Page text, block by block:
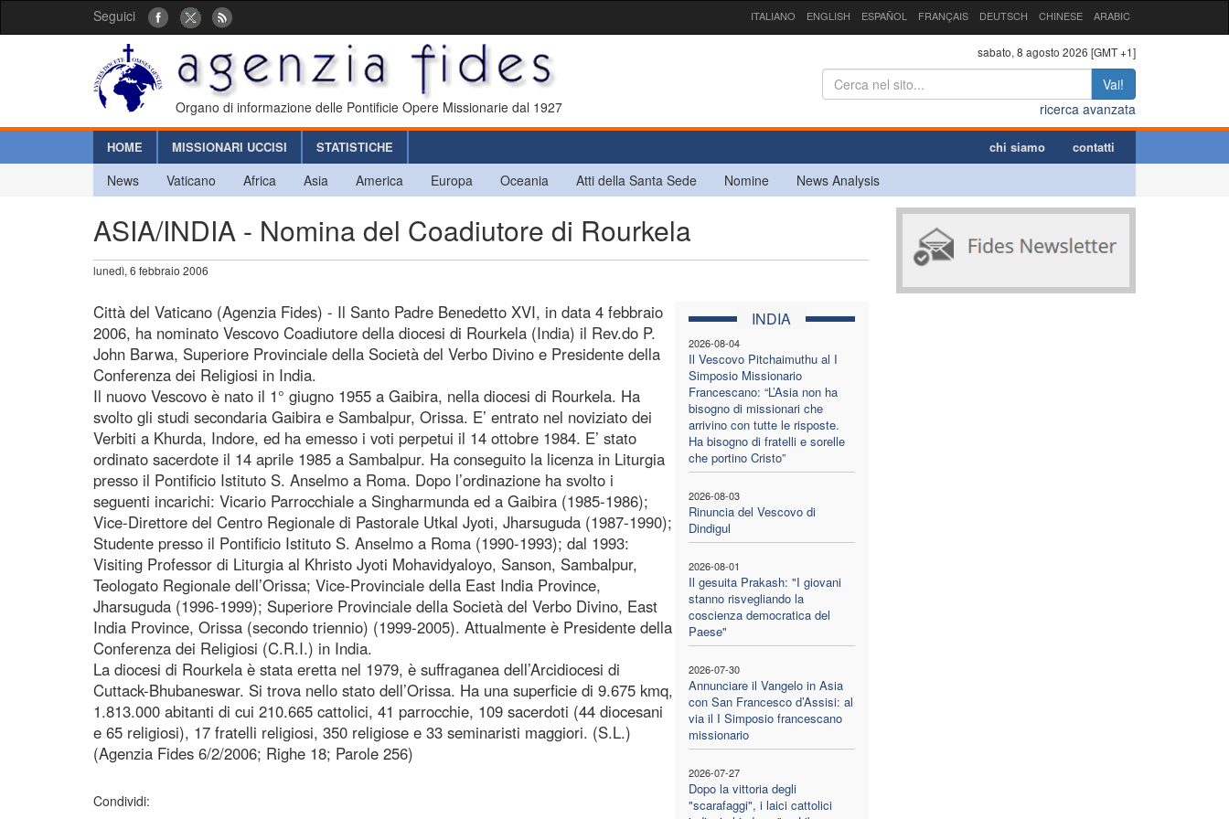
Seguici ITALIANO ENGLISH ESPAÑOL FRANÇAIS DEUTSCH CHINESE ARABIC
Organo di informazione delle Pontificie Opere Missionarie dal 1927
sabato, 8 agosto 2026 [GMT +1]
Vai!
ricerca avanzata
HOME MISSIONARI UCCISI STATISTICHE chi siamo contatti
News Vaticano Africa Asia America Europa Oceania Atti della Santa Sede Nomine News Analysis
ASIA/INDIA - Nomina del Coadiutore di Rourkela
lunedì, 6 febbraio 2006
INDIA
2026-08-04
Il Vescovo Pitchaimuthu al I
Simposio Missionario
Francescano: “L’Asia non ha
bisogno di missionari che
arrivino con tutte le risposte.
Ha bisogno di fratelli e sorelle
che portino Cristo”
2026-08-03
Rinuncia del Vescovo di
Dindigul
2026-08-01
Il gesuita Prakash: "I giovani
stanno risvegliando la
coscienza democratica del
Paese"
2026-07-30
Annunciare il Vangelo in Asia
con San Francesco d’Assisi: al
via il I Simposio francescano
missionario
2026-07-27
Dopo la vittoria degli
"scarafaggi", i laici cattolici
Città del Vaticano (Agenzia Fides) - Il Santo Padre Benedetto XVI, in data 4 febbraio
2006, ha nominato Vescovo Coadiutore della diocesi di Rourkela (India) il Rev.do P.
John Barwa, Superiore Provinciale della Società del Verbo Divino e Presidente della
Conferenza dei Religiosi in India.
Il nuovo Vescovo è nato il 1° giugno 1955 a Gaibira, nella diocesi di Rourkela. Ha
svolto gli studi secondaria Gaibira e Sambalpur, Orissa. E’ entrato nel noviziato dei
Verbiti a Khurda, Indore, ed ha emesso i voti perpetui il 14 ottobre 1984. E’ stato
ordinato sacerdote il 14 aprile 1985 a Sambalpur. Ha conseguito la licenza in Liturgia
presso il Pontificio Istituto S. Anselmo a Roma. Dopo l’ordinazione ha svolto i
seguenti incarichi: Vicario Parrocchiale a Singharmunda ed a Gaibira (1985-1986);
Vice-Direttore del Centro Regionale di Pastorale Utkal Jyoti, Jharsuguda (1987-1990);
Studente presso il Pontificio Istituto S. Anselmo a Roma (1990-1993); dal 1993:
Visiting Professor di Liturgia al Khristo Jyoti Mohavidyaloyo, Sanson, Sambalpur,
Teologato Regionale dell’Orissa; Vice-Provinciale della East India Province,
Jharsuguda (1996-1999); Superiore Provinciale della Società del Verbo Divino, East
India Province, Orissa (secondo triennio) (1999-2005). Attualmente è Presidente della
Conferenza dei Religiosi (C.R.I.) in India.
La diocesi di Rourkela è stata eretta nel 1979, è suffraganea dell’Arcidiocesi di
Cuttack-Bhubaneswar. Si trova nello stato dell’Orissa. Ha una superficie di 9.675 kmq,
1.813.000 abitanti di cui 210.665 cattolici, 41 parrocchie, 109 sacerdoti (44 diocesani
e 65 religiosi), 17 fratelli religiosi, 350 religiose e 33 seminaristi maggiori. (S.L.)
(Agenzia Fides 6/2/2006; Righe 18; Parole 256)
Condividi: